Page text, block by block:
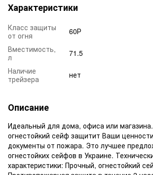
Характеристики
Класс защиты
от огня
60Р
Вместимость,
л
71.5
Наличие
трейзера
нет
Описание
Идеальный для дома, офиса или
огнестойкий сейф защитит Ваши
документы от пожара. Это лучшее
огнестойких сейфов в Украине.
характеристики: Прочный, огнестойкий